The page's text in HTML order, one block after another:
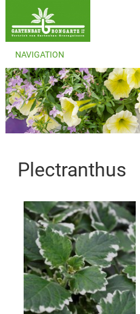
NAVIGATION
Plectranthus